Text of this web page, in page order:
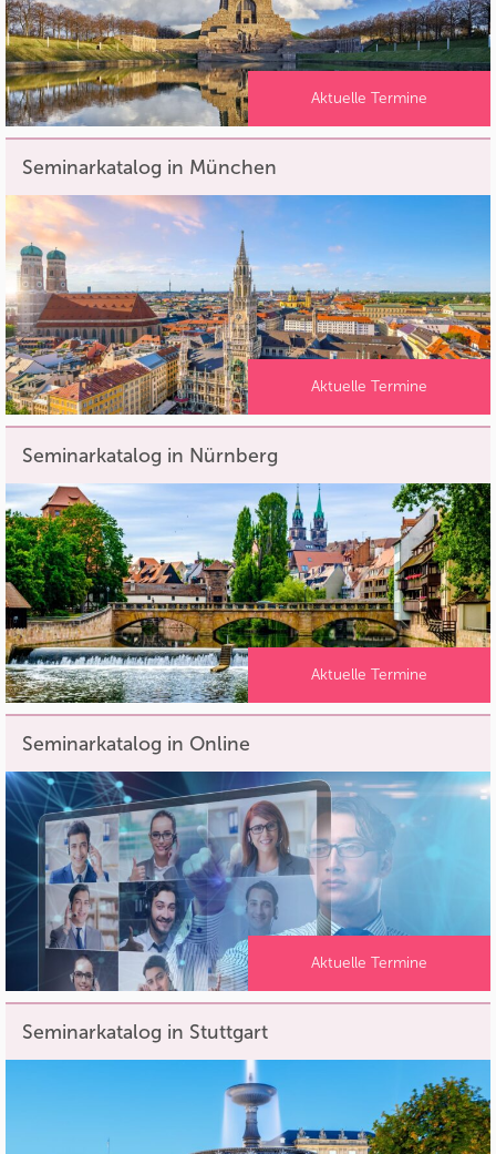
Aktuelle Termine
Seminarkatalog in München
Aktuelle Termine
Seminarkatalog in Nürnberg
Aktuelle Termine
Seminarkatalog in Online
Aktuelle Termine
Seminarkatalog in Stuttgart